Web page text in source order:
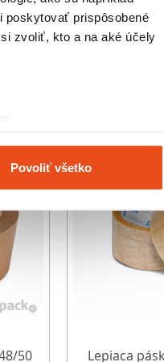
poskytovať prispôsobené
zvoliť, kto a na aké účely
používame súbory
v oblasti sociálnych
ktoré ste im poskytli
Povoliť všetko
50 Lepiaca